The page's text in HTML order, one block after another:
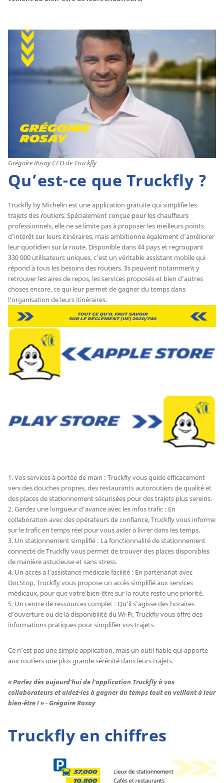
Grégoire Rosay CEO de Truckfly
Qu’est-ce que Truckfly ?
Truckfly by Michelin est une application gratuite qui simplifie les
trajets des routiers. Spécialement conçue pour les chauffeurs
professionnels, elle ne se limite pas à proposer les meilleurs points
d’intérêt sur leurs itinéraires, mais ambitionne également d’améliorer
leur quotidien sur la route. Disponible dans 44 pays et regroupant
330 000 utilisateurs uniques, c’est un véritable assistant mobile qui
répond à tous les besoins des routiers. Ils peuvent notamment y
retrouver les aires de repos, les services proposés et bien d’autres
choses encore, ce qui leur permet de gagner du temps dans
l’organisation de leurs itinéraires.
1. Vos services à portée de main : Truckfly vous guide efficacement
vers des douches propres, des restaurants autoroutiers de qualité et
des places de stationnement sécurisées pour des trajets plus sereins.
2. Gardez une longueur d’avance avec les infos trafic : En
collaboration avec des opérateurs de confiance, Truckfly vous informe
sur le trafic en temps réel pour vous aider à livrer dans les temps.
3. Un stationnement simplifié : La fonctionnalité de stationnement
connecté de Truckfly vous permet de trouver des places disponibles
de manière astucieuse et sans stress.
4. Un accès à l’assistance médicale facilité : En partenariat avec
DocStop, Truckfly vous propose un accès simplifié aux services
médicaux, pour que votre bien-être sur la route reste une priorité.
5. Un centre de ressources complet : Qu’il s’agisse des horaires
d’ouverture ou de la disponibilité du Wi-Fi, Truckfly vous offre des
informations pratiques pour simplifier vos trajets.
Ce n’est pas une simple application, mais un outil fiable qui apporte
aux routiers une plus grande sérénité dans leurs trajets.
« Parlez dès aujourd’hui de l’application Truckfly à vos
collaborateurs et aidez-les à gagner du temps tout en veillant à leur
bien-être ! » - Grégoire Rosay
Truckfly en chiffres